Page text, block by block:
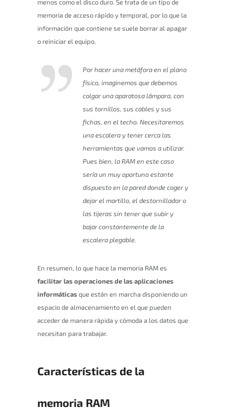
menos como el disco duro. Se trata de un tipo de
memoria de acceso rápido y temporal, por lo que la
información que contiene se suele borrar al apagar
o reiniciar el equipo.
Por hacer una metáfora en el plano
físico, imaginemos que debemos
colgar una aparatosa lámpara, con
sus tornillos, sus cables y sus
fichas, en el techo. Necesitaremos
una escalera y tener cerca las
herramientas que vamos a utilizar.
Pues bien, la RAM en este caso
sería un muy oportuno estante
dispuesto en la pared donde coger y
dejar el martillo, el destornillador o
las tijeras sin tener que subir y
bajar constantemente de la
escalera plegable.
En resumen, lo que hace la memoria RAM es
facilitar las operaciones de las aplicaciones
informáticasque están en marcha disponiendo un
espacio de almacenamiento en el que pueden
acceder de manera rápida y cómoda a los datos que
necesitan para trabajar.
Características de la
memoria RAM